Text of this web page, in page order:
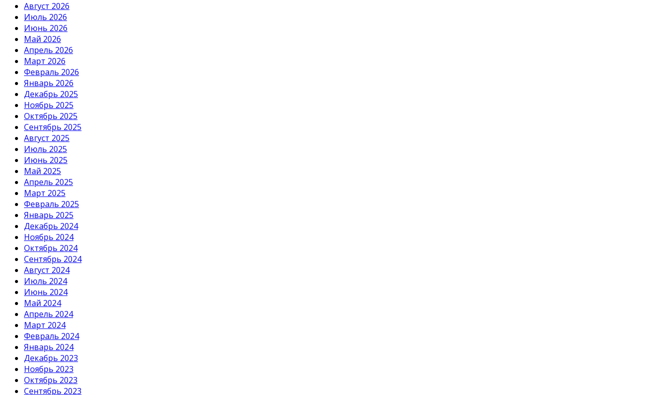
Август 2026
Июль 2026
Июнь 2026
Май 2026
Апрель 2026
Март 2026
Февраль 2026
Январь 2026
Декабрь 2025
Ноябрь 2025
Октябрь 2025
Сентябрь 2025
Август 2025
Июль 2025
Июнь 2025
Май 2025
Апрель 2025
Март 2025
Февраль 2025
Январь 2025
Декабрь 2024
Ноябрь 2024
Октябрь 2024
Сентябрь 2024
Август 2024
Июль 2024
Июнь 2024
Май 2024
Апрель 2024
Март 2024
Февраль 2024
Январь 2024
Декабрь 2023
Ноябрь 2023
Октябрь 2023
Сентябрь 2023